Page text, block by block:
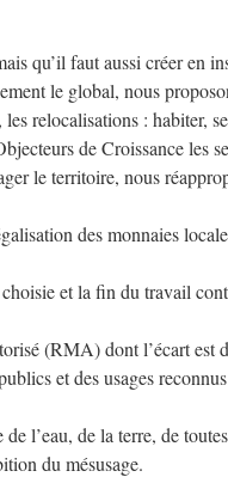
qu’il faut aussi créer en
le global, nous
relocalisations : habiter,
de Croissance les
le territoire, nous
des monnaies
et la fin du travail
(RMA) dont l’écart est
et des usages
l’eau, de la terre, de
du mésusage.